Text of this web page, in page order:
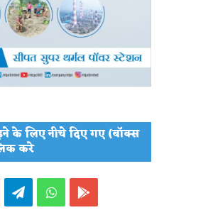
के लिए नीचे दिए गए (बॉक्स
करे
TelegramWhatsApp